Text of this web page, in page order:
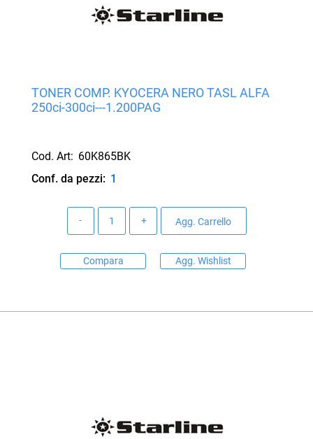
TONER COMP. KYOCERA NERO TASL ALFA
250ci-300ci---1.200PAG
Cod. Art: 60K865BK
Conf. da pezzi: 1
Agg. Carrello
Compara Agg. Wishlist